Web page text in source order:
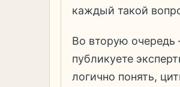
каждый такой
Во вторую очередь
публикуете
логично понять,